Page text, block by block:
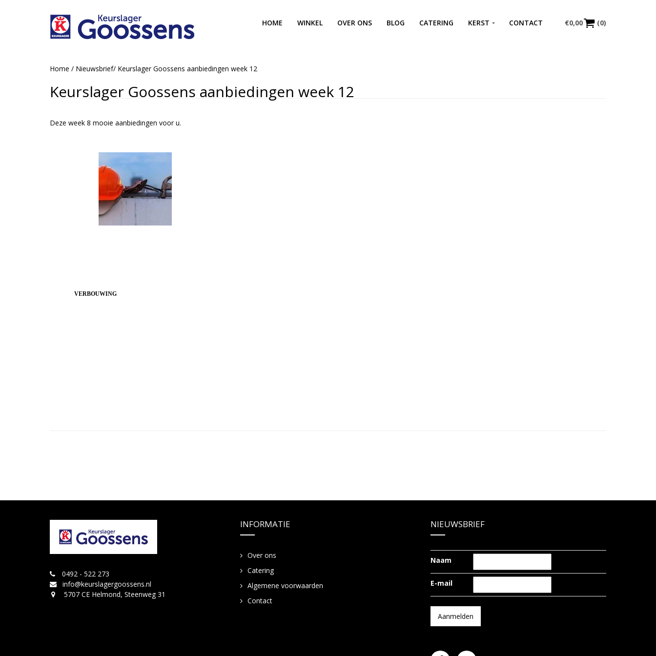
€0,00 (0)
HOME WINKEL OVER ONS BLOG CATERING KERST CONTACT
Home / Nieuwsbrief/ Keurslager Goossens aanbiedingen week 12
Keurslager Goossens aanbiedingen week 12
Deze week 8 mooie aanbiedingen voor u.
VERBOUWING
0492 - 522 273
info@keurslagergoossens.nl
5707 CE Helmond, Steenweg 31
INFORMATIE
Over ons
Catering
Algemene voorwaarden
Contact
NIEUWSBRIEF
Naam
E-mail